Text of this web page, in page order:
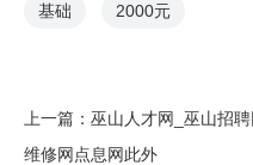
基础 2000元
上一篇： 巫山人才网_巫山招
维修网点息网此外